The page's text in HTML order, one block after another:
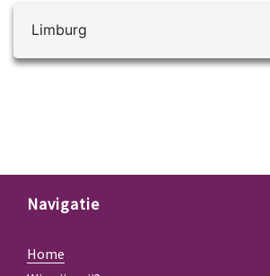
Limburg
Navigatie
Home